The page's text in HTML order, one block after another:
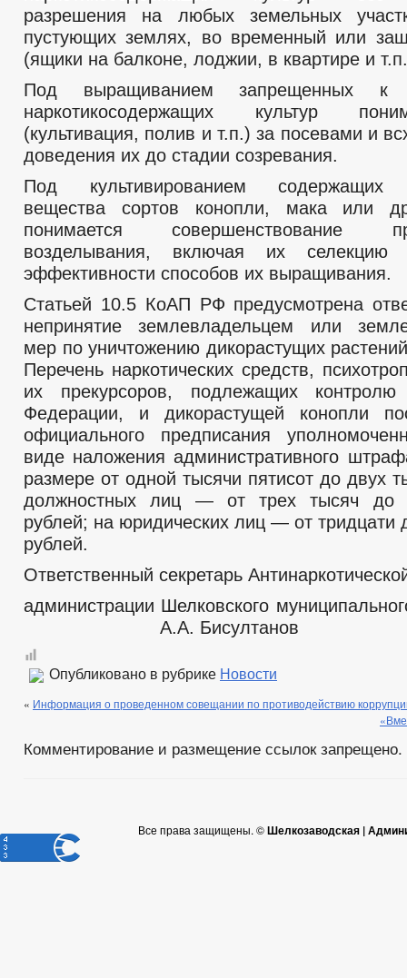
разрешения на любых земельных
пустующих землях, во временный или
(ящики на балконе, лоджии, в квартире и
Под выращиванием запрещенных к
наркотикосодержащих культур
(культивация, полив и т.п.) за посевами и
доведения их до стадии созревания.
Под культивированием содержащих
вещества сортов конопли, мака или
понимается совершенствование
возделывания, включая их
эффективности способов их выращивания.
Статьей 10.5 КоАП РФ предусмотрена
непринятие землевладельцем или
мер по уничтожению дикорастущих
Перечень наркотических средств,
их прекурсоров, подлежащих
Федерации, и дикорастущей конопли
официального предписания
виде наложения административного
размере от одной тысячи пятисот до двух
должностных лиц — от трех тысяч до
рублей; на юридических лиц — от тридцати
рублей.
Ответственный секретарь
администрации Шелковского
А.А. Бисултанов
Опубликовано в рубрике Новости
« Информация о проведенном совещании по противодействию
Комментирование и размещение ссылок запрещено.
Все права защищены. ©Шелкозаводская |